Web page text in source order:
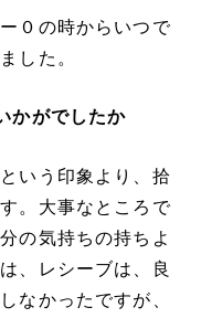
０の時からいつで
した。
かがでしたか
いう印象より、拾
。大事なところで
の気持ちの持ちよ
、レシーブは、良
なかったですが、